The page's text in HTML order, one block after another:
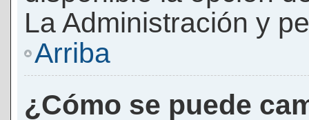
La Administración y
Arriba
¿Cómo se puede